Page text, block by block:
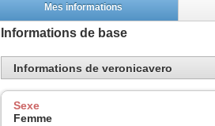
Mes informations
Informations de base
Informations de veronicavero
Sexe
Femme